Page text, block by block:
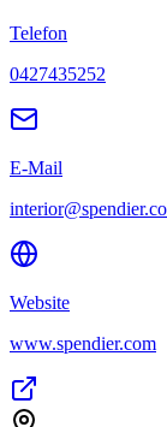
Telefon
0427435252
E-Mail
Website
www.spendier.com